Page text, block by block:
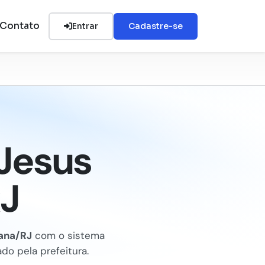
Entrar Cadastre-se
RJ com o sistema
pela prefeitura.